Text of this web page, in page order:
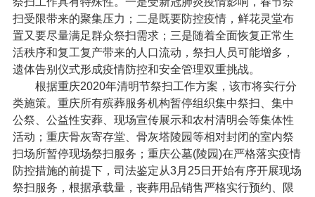
扫受限带来的聚集压力；二是既要防控疫情，鲜花灵堂布
置又要尽量满足群众祭扫需求；三是随着全面恢复正常生
活秩序和复工复产带来的人口流动，祭扫人员可能增多，
遗体告别仪式形成疫情防控和安全管理双重挑战。
根据重庆2020年清明节祭扫工作方案，该市将实行分
类施策。重庆所有殡葬服务机构暂停组织集中祭扫、集中
公祭、公益性安葬、现场宣传展示和农村清明会等集体性
活动；重庆骨灰寄存堂、骨灰塔陵园等相对封闭的室内祭
扫场所暂停现场祭扫服务；重庆公墓(陵园)在严格落实疫情
防控措施的前提下，司法鉴定从3月25日开始有序开展现场
祭扫服务，根据承载量，丧葬用品销售严格实行预约、限